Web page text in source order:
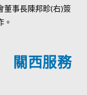
董事長陳邦畛(右)簽
。
關西服務